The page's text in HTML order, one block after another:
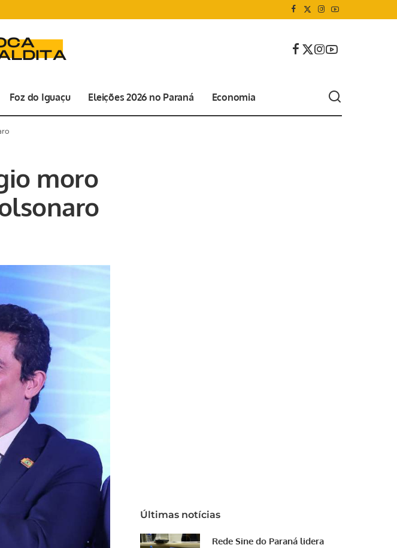
Foz do Iguaçu Eleições 2026 no Paraná Economia
moro
Últimas notícias
Rede Sine do Paraná lidera